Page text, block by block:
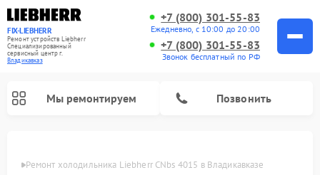
FIX-LIEBHERR
Ремонт устройств Liebherr
Специализированный
cервисный центр г.
Владикавказ
+7 (800) 301-55-83
Ежедневно, с 10:00 до 20:00
+7 (800) 301-55-83
Звонок бесплатный по РФ
Мы ремонтируем Позвонить
Ремонт холодильника Liebherr CNbs 4015 в Владикавказе